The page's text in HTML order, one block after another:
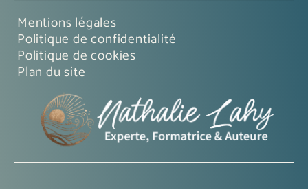
Mentions légales
Politique de confidentialité
Politique de cookies
Plan du site